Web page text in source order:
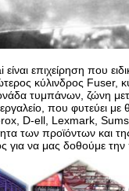
επιχείρηση που
κύλινδρος Fuser,
τυμπάνων, ζώνη
που φυτεύει
D-ell, Lexmark,
των προϊόντων και
για να μας δοθούμε την